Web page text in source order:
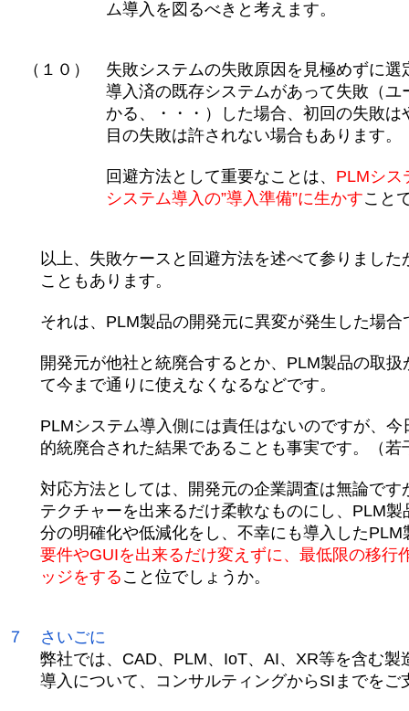
ム導入を図るべきと考えます。
（１０） 失敗システムの失敗原因を見極めずに選
導入済の既存システムがあって失敗（ユーザ
かる、・・・）した場合、初回の失敗はやむ
目の失敗は許されない場合もあります。
回避方法として重要なことは、 PLMシス
システム導入の”導入準備”に生かすこと
以上、失敗ケースと回避方法を述べて参りました
こともあります。
それは、PLM製品の開発元に異変が発生した場合
開発元が他社と統廃合するとか、PLM製品の取扱
て今まで通りに使えなくなるなどです。
PLMシステム導入側には責任はないのですが、今
的統廃合された結果であることも事実です。（若
対応方法としては、開発元の企業調査は無論です
テクチャーを出来るだけ柔軟なものにし、PLM製
分の明確化や低減化をし、不幸にも導入したPLM
要件やGUIを出来るだけ変えずに、最低限の移行
ッジをする こと位でしょうか。
７
さいごに
弊社では、CAD、PLM、IoT、AI、XR等を含む製
導入について、コンサルティングからSIまでをご